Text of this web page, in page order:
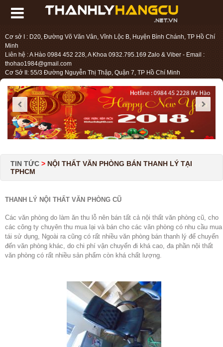
Cơ sở I : D20, Đường Võ Văn Vân, Vĩnh Lộc B, Huyện Bình Chánh, TP Hồ Chí
Minh
Liên hệ : A Hào 0984 452 228, A Khoa 0932.795.169 Zalo & Viber - Email :
thohao1984@gmail.com
Cơ Sở II: 55/3 Đường Nguyễn Thị Thập, Quận 7, TP Hồ Chí Minh
TIN TỨC > NỘI THẤT VĂN PHÒNG BÁN THANH LÝ TẠI
TPHCM
THANH LÝ NỘI THẤT VĂN PHÒNG CŨ
Các văn phòng do làm ăn thu lỗ nên bán tất cả nội thất văn phòng cũ, cho
các công ty chuyên thu mua lại và bán cho các văn phòng có nhu cầu mua
tái sử dụng, Ngoài ra cũng có rất nhiều văn phòng bán thanh lý để chuyển
đến văn phòng khác, do chi phí vận chuyển đi khá cao, đa phần nội thất
văn phòng có rất nhiều sản phẩm còn khá chất lượng.